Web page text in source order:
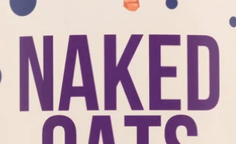
Café Protéiné
Shop All Protéines En Poudre